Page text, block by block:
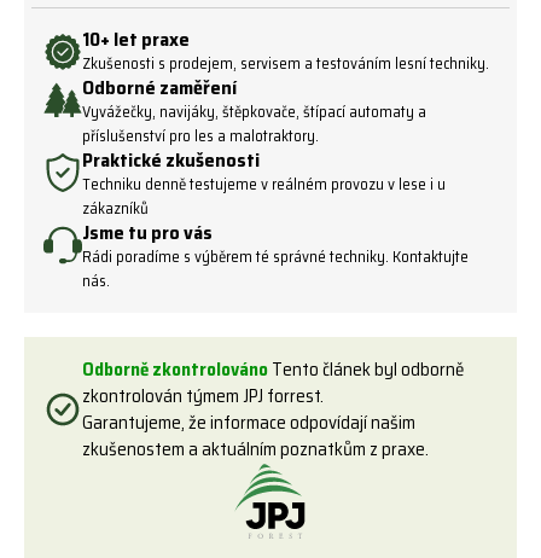
10+ let praxe
Zkušenosti s prodejem, servisem a testováním lesní techniky.
Odborné zaměření
Vyvážečky, navijáky, štěpkovače, štípací automaty a
příslušenství pro les a malotraktory.
Praktické zkušenosti
Techniku denně testujeme v reálném provozu v lese i u
zákazníků
Jsme tu pro vás
Rádi poradíme s výběrem té správné techniky. Kontaktujte
nás.
Odborně zkontrolovánoTento článek byl odborně
zkontrolován týmem JPJ forrest.
Garantujeme, že informace odpovídají našim
zkušenostem a aktuálním poznatkům z praxe.